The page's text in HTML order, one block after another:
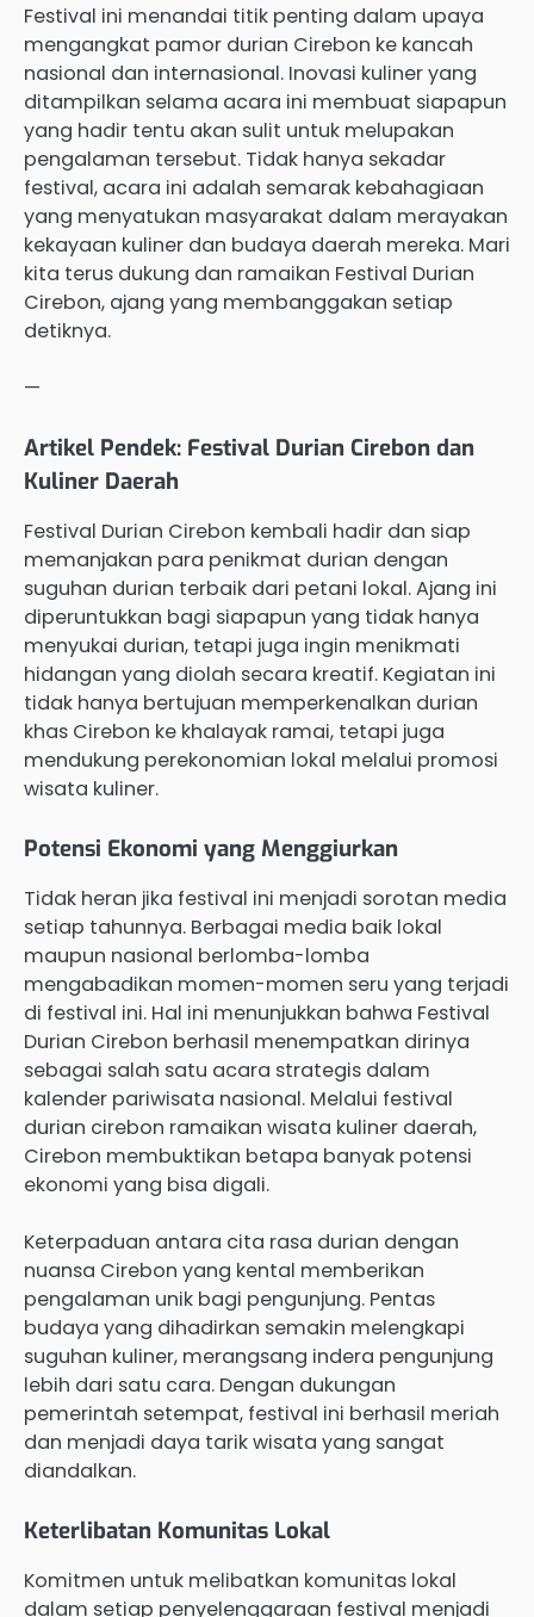
Festival ini menandai titik penting dalam upaya
mengangkat pamor durian Cirebon ke kancah
nasional dan internasional. Inovasi kuliner yang
ditampilkan selama acara ini membuat siapapun
yang hadir tentu akan sulit untuk melupakan
pengalaman tersebut. Tidak hanya sekadar
festival, acara ini adalah semarak kebahagiaan
yang menyatukan masyarakat dalam merayakan
kekayaan kuliner dan budaya daerah mereka. Mari
kita terus dukung dan ramaikan Festival Durian
Cirebon, ajang yang membanggakan setiap
detiknya.
—
Artikel Pendek: Festival Durian Cirebon dan
Kuliner Daerah
Festival Durian Cirebon kembali hadir dan siap
memanjakan para penikmat durian dengan
suguhan durian terbaik dari petani lokal. Ajang ini
diperuntukkan bagi siapapun yang tidak hanya
menyukai durian, tetapi juga ingin menikmati
hidangan yang diolah secara kreatif. Kegiatan ini
tidak hanya bertujuan memperkenalkan durian
khas Cirebon ke khalayak ramai, tetapi juga
mendukung perekonomian lokal melalui promosi
wisata kuliner.
Potensi Ekonomi yang Menggiurkan
Tidak heran jika festival ini menjadi sorotan media
setiap tahunnya. Berbagai media baik lokal
maupun nasional berlomba-lomba
mengabadikan momen-momen seru yang terjadi
di festival ini. Hal ini menunjukkan bahwa Festival
Durian Cirebon berhasil menempatkan dirinya
sebagai salah satu acara strategis dalam
kalender pariwisata nasional. Melalui festival
durian cirebon ramaikan wisata kuliner daerah,
Cirebon membuktikan betapa banyak potensi
ekonomi yang bisa digali.
Keterpaduan antara cita rasa durian dengan
nuansa Cirebon yang kental memberikan
pengalaman unik bagi pengunjung. Pentas
budaya yang dihadirkan semakin melengkapi
suguhan kuliner, merangsang indera pengunjung
lebih dari satu cara. Dengan dukungan
pemerintah setempat, festival ini berhasil meriah
dan menjadi daya tarik wisata yang sangat
diandalkan.
Keterlibatan Komunitas Lokal
Komitmen untuk melibatkan komunitas lokal
dalam setiap penyelenggaraan festival menjadi